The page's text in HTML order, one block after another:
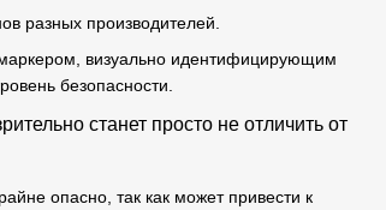
разных производителей.
визуально идентифицирующим
безопасности.
станет просто не отличить от
опасно, так как может привести к